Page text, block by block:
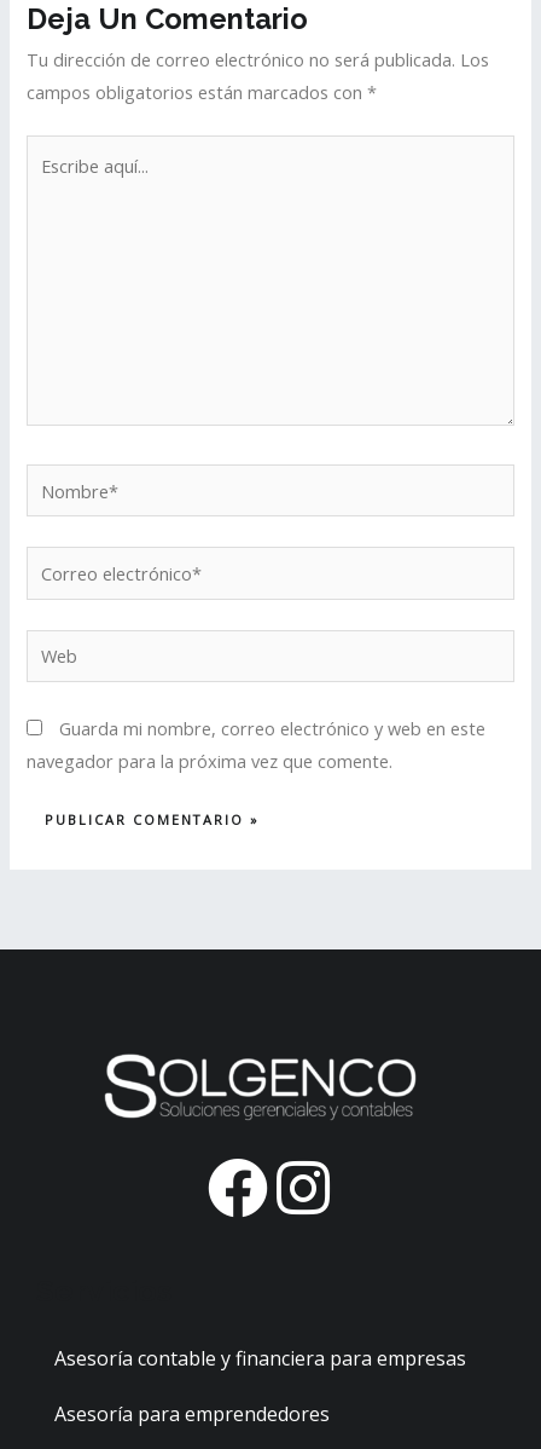
Deja Un Comentario
Tu dirección de correo electrónico no será publicada. Los
campos obligatorios están marcados con*
electrónico*
Guarda mi nombre, correo electrónico y web en este
navegador para la próxima vez que comente.
F
e
b
I
t
a
Asesoría contable y financiera para empresas
Asesoría para emprendedores